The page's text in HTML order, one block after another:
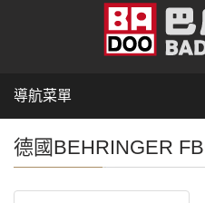
導航菜單
德國BEHRINGER